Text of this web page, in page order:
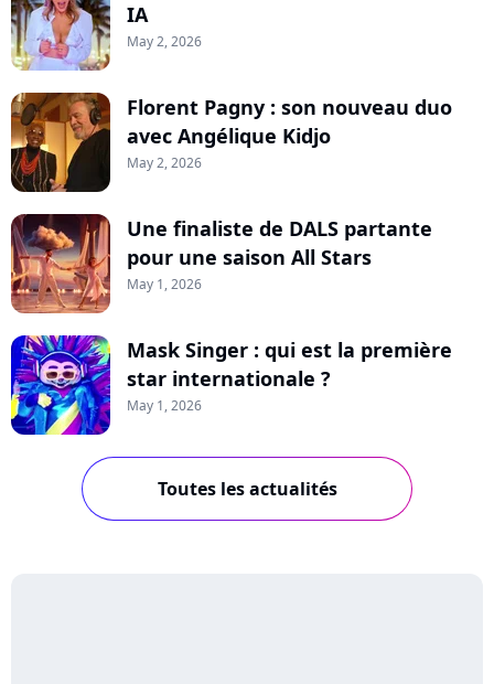
IA
May 2, 2026
Florent Pagny : son nouveau duo
avec Angélique Kidjo
May 2, 2026
Une finaliste de DALS partante
pour une saison All Stars
May 1, 2026
Mask Singer : qui est la première
star internationale ?
May 1, 2026
Toutes les actualités